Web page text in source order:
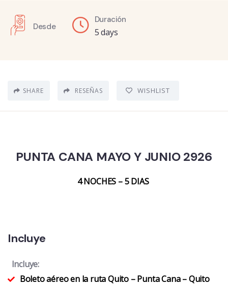
Desde
Duración
5 days
SHARE RESEÑAS WISHLIST
PUNTA CANA MAYO Y JUNIO 2926
4 NOCHES – 5 DIAS
Incluye
Incluye:
Boleto aéreo en la ruta Quito – Punta Cana – Quito